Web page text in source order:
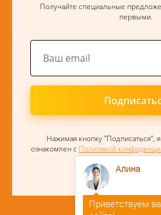
Получайте специальные
первыми.
Нажимая кнопку "Подписаться",
ознакомлен с Политикой
обработкуАлина
Приветствуем
сайте!